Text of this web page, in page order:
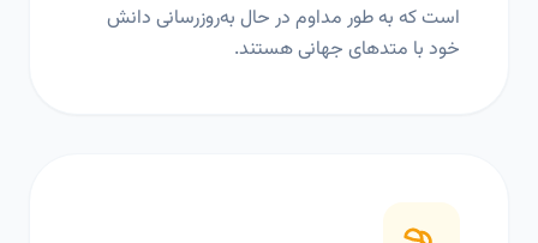
است که به طور مداوم در حال به‌روزرسانی دانش
خود با متدهای جهانی هستند.